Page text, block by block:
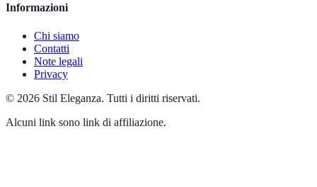
Informazioni
Chi siamo
Contatti
Note legali
Privacy
© 2026 Stil Eleganza. Tutti i diritti riservati.
Alcuni link sono link di affiliazione.